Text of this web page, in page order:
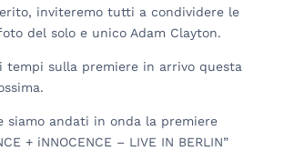
inviteremo tutti a condividere le
del solo e unico Adam Clayton.
tempi sulla premiere in arrivo questa
siamo andati in onda la premiere
+ iNNOCENCE – LIVE IN BERLIN”